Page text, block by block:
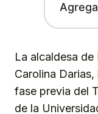
La alcaldesa de
Carolina
fase previa del
de la